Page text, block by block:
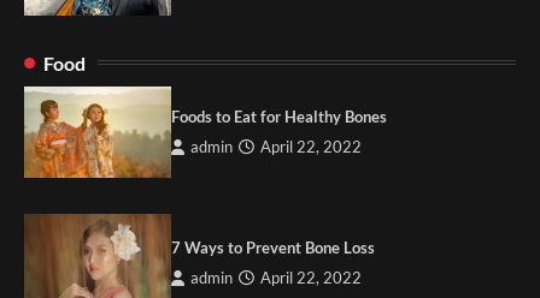
Food
Foods to Eat for Healthy Bones
admin April 22, 2022
7 Ways to Prevent Bone Loss
admin April 22, 2022